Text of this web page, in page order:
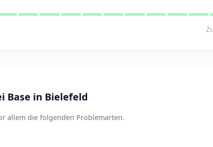
Base in Bielefeld
allem die folgenden Problemarten.